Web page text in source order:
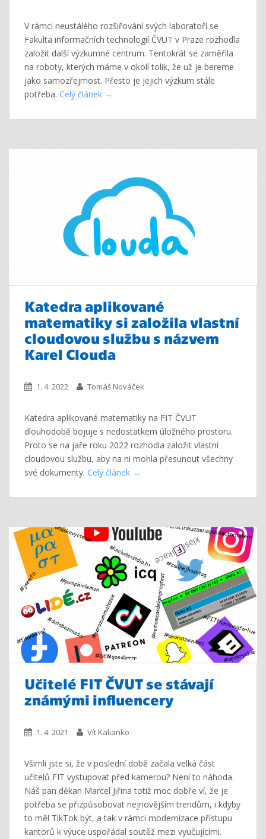
V rámci neustálého rozšiřování svých laboratoří se
Fakulta informačních technologií ČVUT v Praze rozhodla
založit další výzkumné centrum. Tentokrát se zaměřila
na roboty, kterých máme v okolí tolik, že už je bereme
jako samozřejmost. Přesto je jejich výzkum stále
potřeba. Celý článek
Katedra aplikované
matematiky si založila vlastní
cloudovou službu s názvem
Karel Clouda
1. 4. 2022 Tomáš Nováček
Katedra aplikované matematiky na FIT ČVUT
dlouhodobě bojuje s nedostatkem úložného prostoru.
Proto se na jaře roku 2022 rozhodla založit vlastní
cloudovou službu, aby na ni mohla přesunout všechny
své dokumenty. Celý článek
Učitelé FIT ČVUT se stávají
známými influencery
1. 4. 2021 Vít Kalianko
Všimli jste si, že v poslední době začala velká část
učitelů FIT vystupovat před kamerou? Není to náhoda.
Náš pan děkan Marcel Jiřina totiž moc dobře ví, že je
potřeba se přizpůsobovat nejnovějším trendům, i kdyby
to měl TikTok být, a tak v rámci modernizace přístupu
kantorů k výuce uspořádal soutěž mezi vyučujícími.